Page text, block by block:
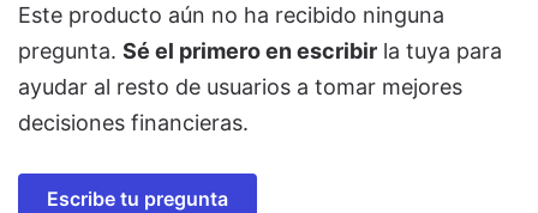
Este producto aún no ha recibido ninguna
pregunta. Sé el primero en escribir la tuya para
ayudar al resto de usuarios a tomar mejores
decisiones financieras.
Escribe tu pregunta